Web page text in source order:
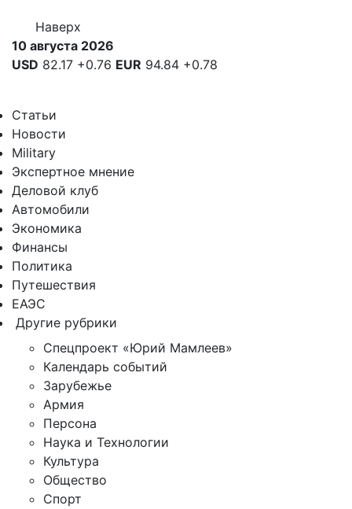
Наверх
10 августа 2026
USD 82.17 +0.76 EUR 94.84 +0.78
Статьи
Новости
Military
Экспертное мнение
Деловой клуб
Автомобили
Экономика
Финансы
Политика
Путешествия
ЕАЭС
Другие рубрики
Спецпроект «Юрий Мамлеев»
Календарь событий
Зарубежье
Армия
Персона
Наука и Технологии
Культура
Общество
Спорт